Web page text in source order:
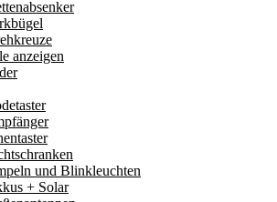
anzeigen
und Blinkleuchten
+ Solar